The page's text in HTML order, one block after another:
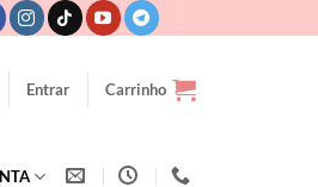
Entrar Carrinho